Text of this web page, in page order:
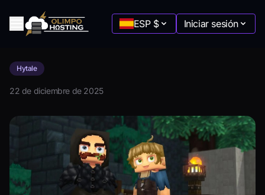
Terraria
Desde: $5.77
ESP $ Iniciar sesión
Hytale
22 de diciembre de 2025